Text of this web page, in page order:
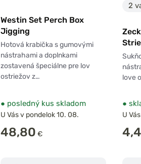
Westin Set Perch Box
Jigging
Hotová krabička s gumovými
nástrahami a doplnkami
zostavená špeciálne pre lov
ostriežov z…
● posledný kus skladom
U Vás v pondelok 10. 08.
48,80 €
2
love
●
U